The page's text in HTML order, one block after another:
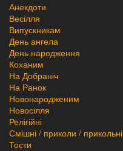
Анекдоти
Весілля
Випускникам
День ангела
День народження
Коханим
На Добраніч
На Ранок
Новонародженим
Новосілля
Релігійні
Смішні / приколи / прикольні
Тости